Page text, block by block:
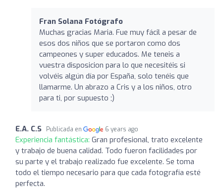
Fran Solana Fotógrafo
Muchas gracias Maria. Fue muy fácil a pesar de
esos dos niños que se portaron como dos
campeones y super educados. Me teneis a
vuestra disposicion para lo que necesitéis si
volvéis algún día por España, solo tenéis que
llamarme. Un abrazo a Cris y a los niños, otro
para ti, por supuesto ;)
E.A. C.S Publicada en 6 years ago
Experiencia fantástica: Gran profesional, trato excelente
y trabajo de buena calidad. Todo fueron facilidades por
su parte y el trabajo realizado fue excelente. Se toma
todo el tiempo necesario para que cada fotografía esté
perfecta.